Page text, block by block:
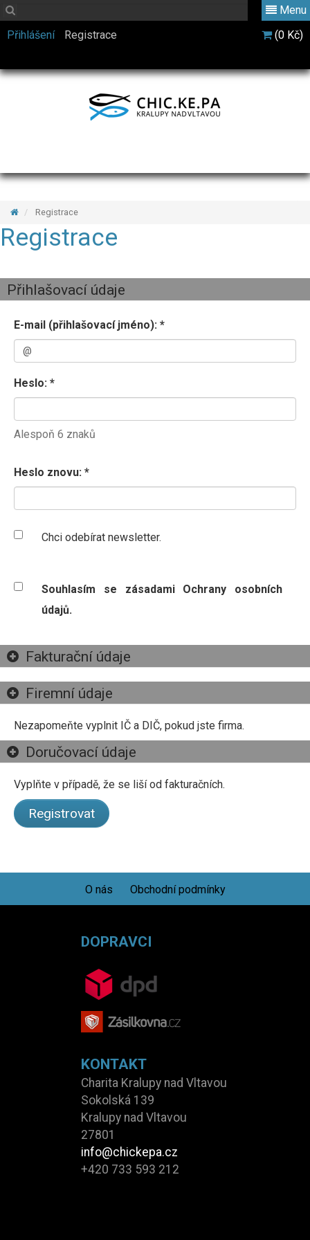
Menu
Přihlášení
Registrace (0 Kč)
Registrace
Registrace
Přihlašovací údaje
E-mail (přihlašovací jméno): *
Heslo: *
Alespoň 6 znaků
Heslo znovu: *
Chci odebírat newsletter.
Souhlasím se zásadami Ochrany osobních
údajů.
Fakturační údaje
Firemní údaje
Nezapomeňte vyplnit IČ a DIČ, pokud jste firma.
Doručovací údaje
Vyplňte v případě, že se liší od fakturačních.
O nás Obchodní podmínky
DOPRAVCI
KONTAKT
Charita Kralupy nad Vltavou
Sokolská 139
Kralupy nad Vltavou
27801
info@chickepa.cz
+420 733 593 212